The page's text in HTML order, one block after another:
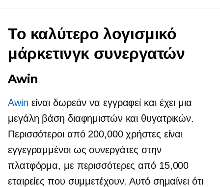
Το καλύτερο λογισμικό
μάρκετινγκ συνεργατών
Awin
Awin είναι δωρεάν να εγγραφεί και έχει μια
μεγάλη βάση διαφημιστών και θυγατρικών.
Περισσότεροι από 200,000 χρήστες είναι
εγγεγραμμένοι ως συνεργάτες στην
πλατφόρμα, με περισσότερες από 15,000
εταιρείες που συμμετέχουν. Αυτό σημαίνει ότι